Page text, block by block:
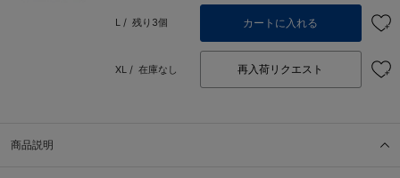
L / 残り3個 カートに入れる
XL / 在庫なし 再入荷リクエスト
商品説明